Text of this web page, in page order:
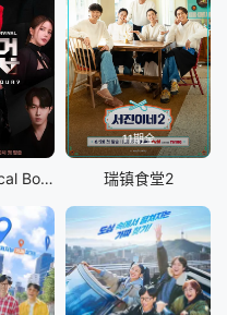
Build Up: Vocal Boy Group Survivor
11期全
瑞镇食堂2